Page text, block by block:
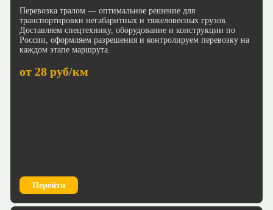
Перевозка тралом — оптимальное решение для
транспортировки негабаритных и тяжеловесных грузов.
Доставляем спецтехнику, оборудование и конструкции по
России, оформляем разрешения и контролируем перевозку на
каждом этапе маршрута.
от 28 руб/км
Перейти